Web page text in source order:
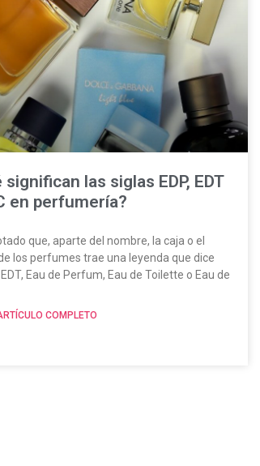
significan las siglas EDP, EDT
en perfumería?
que, aparte del nombre, la caja o el
los perfumes trae una leyenda que dice
Eau de Perfum, Eau de Toilette o Eau de
COMPLETO